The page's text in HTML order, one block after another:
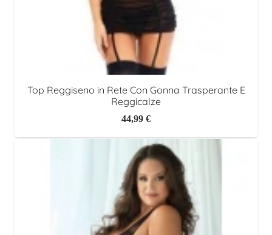
Top Reggiseno in Rete Con Gonna Trasperante E
Reggicalze
44,99 €